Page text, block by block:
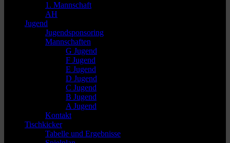
1. Mannschaft
AH
Jugend
Jugendsponsoring
Mannschaften
G Jugend
F Jugend
E Jugend
D Jugend
C Jugend
B Jugend
A Jugend
Kontakt
Tischkicker
Tabelle und Ergebnisse